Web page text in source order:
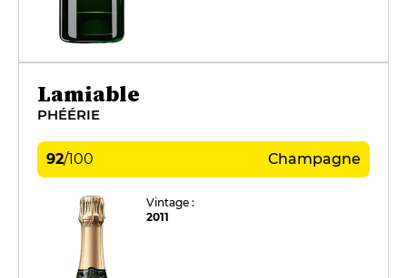
Lamiable
PHÉÉRIE
92/100 Champagne
Vintage :
2011